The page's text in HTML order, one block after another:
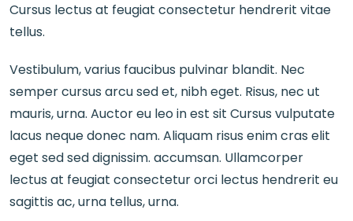
Cursus lectus at feugiat consectetur hendrerit vitae
tellus.
Vestibulum, varius faucibus pulvinar blandit. Nec
semper cursus arcu sed et, nibh eget. Risus, nec ut
mauris, urna. Auctor eu leo in est sit Cursus vulputate
lacus neque donec nam. Aliquam risus enim cras elit
eget sed sed dignissim. accumsan. Ullamcorper
lectus at feugiat consectetur orci lectus hendrerit eu
sagittis ac, urna tellus, urna.